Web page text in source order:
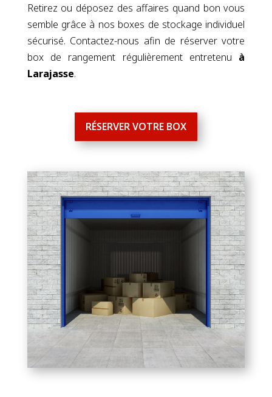
Retirez ou déposez des affaires quand bon vous
semble grâce à nos boxes de stockage individuel
sécurisé. Contactez-nous afin de réserver votre
box de rangement régulièrement entretenu à
Larajasse.
RÉSERVER VOTRE BOX